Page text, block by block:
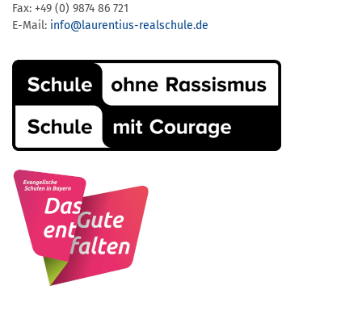
Fax: +49 (0) 9874 86 721
E-Mail: info@laurentius-realschule.de